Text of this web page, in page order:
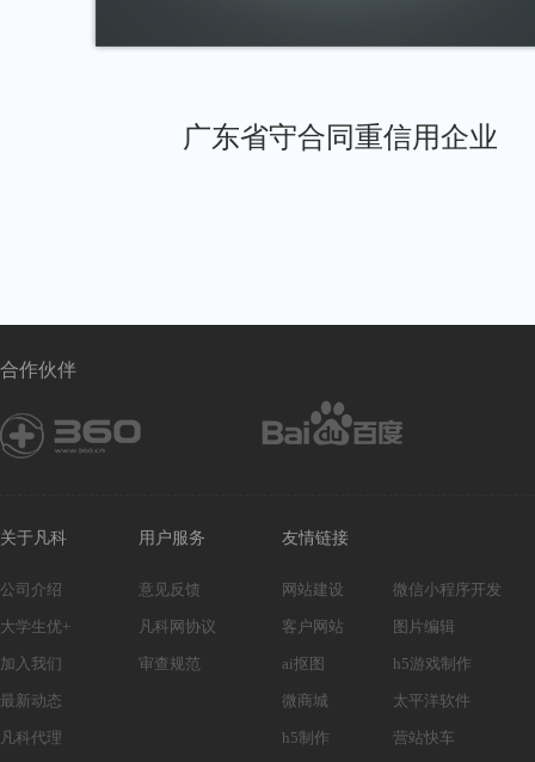
广东省守合同重信用企业
合作伙伴
关于凡科
公司介绍
大学生优+
加入我们
最新动态
凡科代理
用户服务
意见反馈
凡科网协议
审查规范
友情链接
网站建设 微信小程序开发
客户网站 图片编辑
ai抠图 h5游戏制作
微商城 太平洋软件
h5制作 营站快车